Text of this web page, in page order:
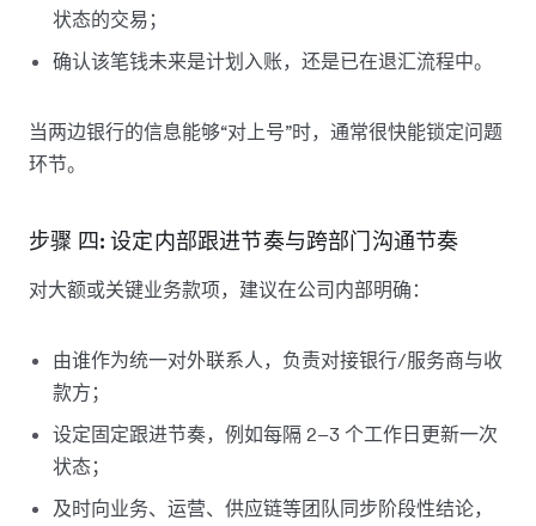
状态的交易；
确认该笔钱未来是计划入账，还是已在退汇流程中。
当两边银行的信息能够“对上号”时，通常很快能锁定问题
环节。
步骤 四: 设定内部跟进节奏与跨部门沟通节奏
对大额或关键业务款项，建议在公司内部明确：
由谁作为统一对外联系人，负责对接银行/服务商与收
款方；
设定固定跟进节奏，例如每隔 2–3 个工作日更新一次
状态；
及时向业务、运营、供应链等团队同步阶段性结论，